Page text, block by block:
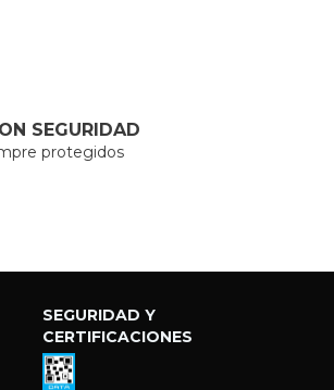
SEGURIDAD
protegidos
SEGURIDAD Y
CERTIFICACIONES